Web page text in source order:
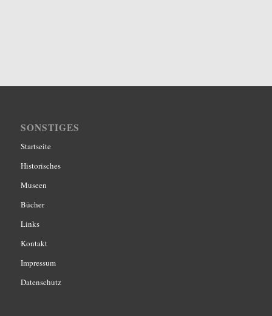
SONSTIGES
Startseite
Historisches
Museen
Bücher
Links
Kontakt
Impressum
Datenschutz